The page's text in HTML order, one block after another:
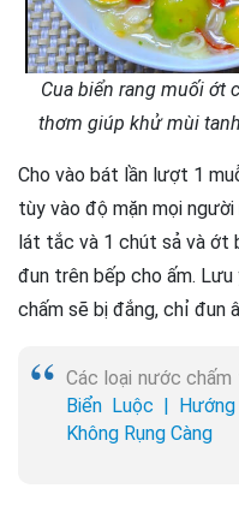
Cua biển rang muối ớt
thơm giúp khử mùi
Cho vào bát lần lượt 1
tùy vào độ mặn mọi
lát tắc và 1 chút sả và ớt
đun trên bếp cho ấm.
chấm sẽ bị đắng, chỉ đun
Các loại nước
Biển Luộc |
Không Rụng Càng